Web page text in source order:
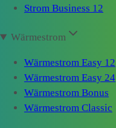
Strom Business 12
Wärmestrom
Wärmestrom Easy 12
Wärmestrom Easy 24
Wärmestrom Bonus
Wärmestrom Classic